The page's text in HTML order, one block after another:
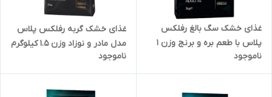
غذای خشک سگ بالغ رفلکس
پلاس با طعم بره و برنج وزن 1
کیلوگرم ( بسته بندی در زیپ
کیپ پت شاپ لئو )
ناموجود
غذای خشک گربه رفلکس پلاس
مدل مادر و نوزاد وزن 1.5 کیلوگرم
ناموجود